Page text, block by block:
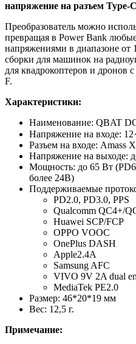
напряжение на разъем Type-
Преобразователь можно
превращая в Power Bank
напряжениями в диапазоне от
сборки для машинок на
для квадрокоптеров и
F.
Характеристики:
Наименование: QBAT
Напряжение на входе:
Разъем на входе: Amass
Напряжение на выходе:
Мощность: до 65 Вт
более 24В)
Поддерживаемые
PD2.0, PD3.0, PPS
Qualcomm QC4+/
Huawei SCP/FCP
OPPO VOOC
OnePlus DASH
Apple2.4A
Samsung AFC
VIVO 9V 2A dual
MediaTek PE2.0
Размер: 46*20*19 мм
Вес: 12,5 г.
Примечание: